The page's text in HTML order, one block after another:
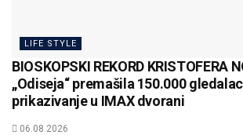
LIFE STYLE
BIOSKOPSKI REKORD KRISTOFERA
„Odiseja“ premašila 150.000
prikazivanje u IMAX dvorani
06.08.2026